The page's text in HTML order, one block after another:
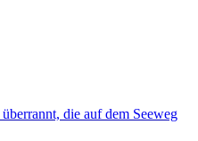
die auf dem Seeweg